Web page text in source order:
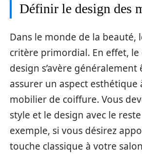
Définir le design des
Dans le monde de la beauté,
critère primordial. En effet, le
design s’avère
assurer un aspect esthétique
mobilier de coiffure. Vous
style et le design avec le
exemple, si vous désirez
touche classique à votre